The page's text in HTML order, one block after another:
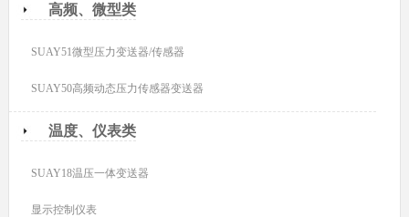
高频、微型类
SUAY51微型压力变送器/传感器
SUAY50高频动态压力传感器变送器
温度、仪表类
SUAY18温压一体变送器
显示控制仪表